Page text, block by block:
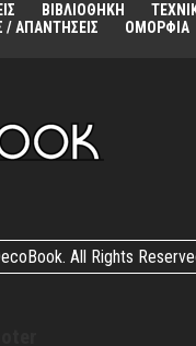
ΒΙΒΛΙΟΘΗΚΗ
/ ΑΠΑΝΤΗΣΕΙΣ ΟΜΟΡΦΙΑ
All Rights